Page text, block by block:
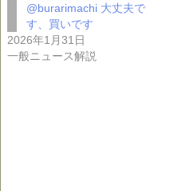
@burarimachi 大丈夫で
す、買いです
2026年1月31日
一般ニュース解説